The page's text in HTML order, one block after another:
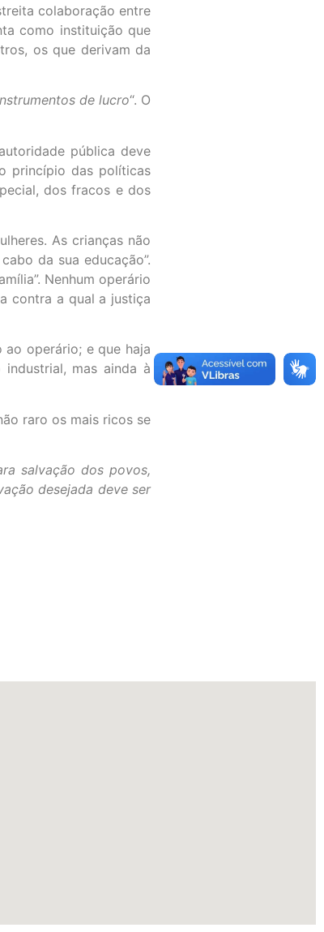
colaboração entre
como instituição que
os que derivam da
de lucro“. O
pública deve
princípio das políticas
dos fracos e dos
As crianças não
da sua educação”.
Nenhum operário
contra a qual a justiça
ao operário; e que haja
mas ainda à
raro os mais ricos se
salvação dos povos,
desejada deve ser